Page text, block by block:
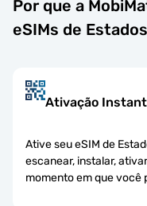
Por que a
eSIMs de
Ativação
Ative seu eSIM de
escanear, instalar,
momento em que você